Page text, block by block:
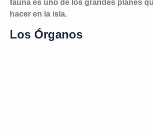
fauna es uno de los grandes planes
hacer en la isla.
Los Órganos